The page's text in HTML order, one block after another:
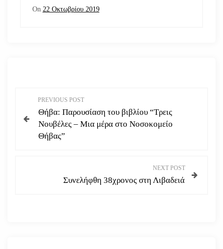
On 22 Οκτωβρίου 2019
λ
PREVIOUS POST
Θήβα: Παρουσίαση του βιβλίου “Τρεις
Νουβέλες – Μια μέρα στο Νοσοκομείο
Θήβας”
NEXT POST
Συνελήφθη 38χρονος στη Λιβαδειά